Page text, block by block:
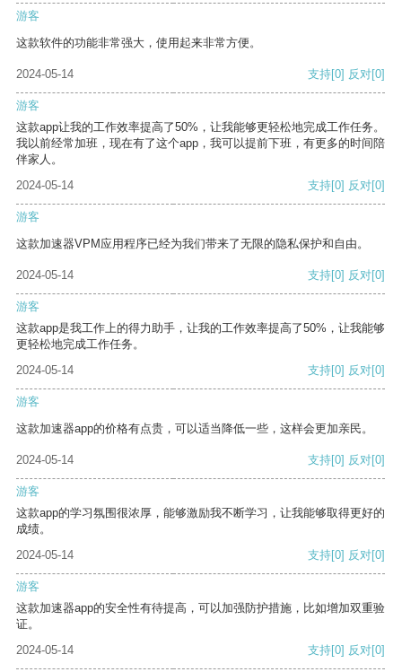
游客
这款软件的功能非常强大，使用起来非常方便。
2024-05-14 支持[0] 反对[0]
游客
这款app让我的工作效率提高了50%，让我能够更轻松地完成工作任务。
我以前经常加班，现在有了这个app，我可以提前下班，有更多的时间陪
伴家人。
2024-05-14
支持[0] 反对[0]
游客
这款加速器VPM应用程序已经为我们带来了无限的隐私保护和自由。
2024-05-14 支持[0] 反对[0]
游客
这款app是我工作上的得力助手，让我的工作效率提高了50%，让我能够
更轻松地完成工作任务。
2024-05-14
支持[0] 反对[0]
游客
这款加速器app的价格有点贵，可以适当降低一些，这样会更加亲民。
2024-05-14 支持[0] 反对[0]
游客
这款app的学习氛围很浓厚，能够激励我不断学习，让我能够取得更好的
成绩。
2024-05-14
支持[0] 反对[0]
游客
这款加速器app的安全性有待提高，可以加强防护措施，比如增加双重验
证。
2024-05-14
支持[0] 反对[0]